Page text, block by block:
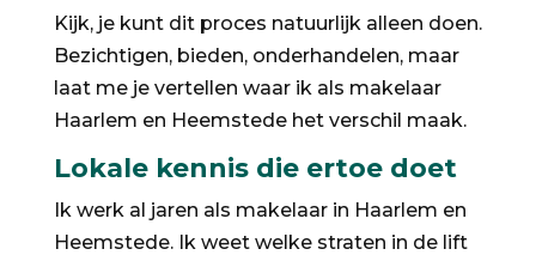
Kijk, je kunt dit proces natuurlijk alleen doen.
Bezichtigen, bieden, onderhandelen, maar
laat me je vertellen waar ik als makelaar
Haarlem en Heemstede het verschil maak.
Lokale kennis die ertoe doet
Ik werk al jaren als makelaar in Haarlem en
Heemstede. Ik weet welke straten in de lift